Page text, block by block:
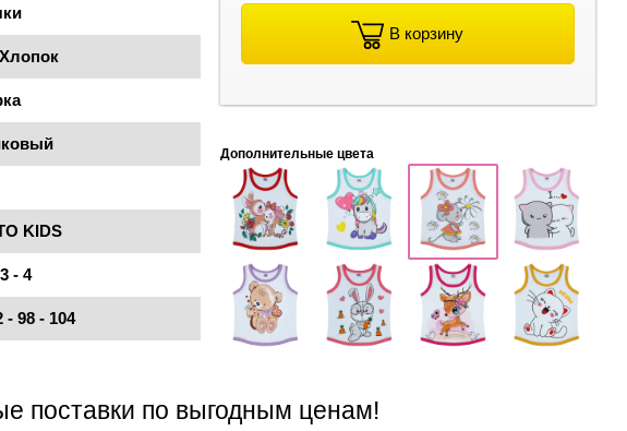
KIDS
- 4
- 98 - 104
В корзину
Дополнительные цвета
поставки по выгодным ценам!